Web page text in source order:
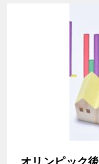
オリンピック